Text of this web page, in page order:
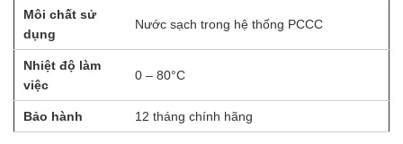
Môi chất sử
dụng
Nước sạch trong hệ thống PCCC
Nhiệt độ làm
việc
0 – 80°C
Bảo hành 12 tháng chính hãng